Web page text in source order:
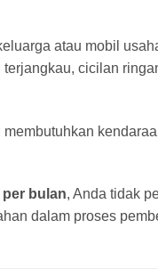
atau mobil
cicilan
bulan, Anda tidak
dalam proses